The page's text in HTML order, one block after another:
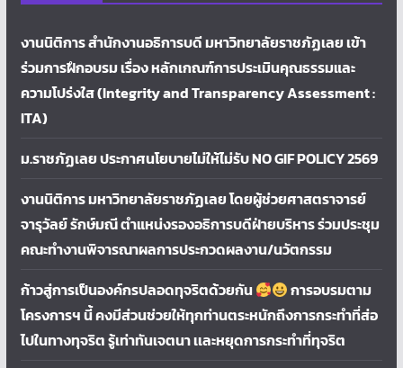
งานนิติการ สำนักงานอธิการบดี มหาวิทยาลัยราชภัฏเลย เข้า
ร่วมการฝึกอบรม เรื่อง หลักเกณฑ์การประเมินคุณธรรมและ
ความโปร่งใส (Integrity and Transparency Assessment :
ITA)
ม.ราชภัฏเลย ประกาศนโยบายไม่ให้ไม่รับ NO GIF POLICY 2569
งานนิติการ มหาวิทยาลัยราชภัฏเลย โดยผู้ช่วยศาสตราจารย์
จารุวัลย์ รักษ์มณี ตำแหน่งรองอธิการบดีฝ่ายบริหาร ร่วมประชุม
คณะทำงานพิจารณาผลการประกวดผลงาน/นวัตกรรม
ก้าวสู่การเป็นองค์กรปลอดทุจริตด้วยกัน
การอบรมตาม
โครงการฯ นี้ คงมีส่วนช่วยให้ทุกท่านตระหนักถึงการกระทำที่ส่อ
ไปในทางทุจริต รู้เท่าทันเจตนา เเละหยุดการกระทำที่ทุจริต